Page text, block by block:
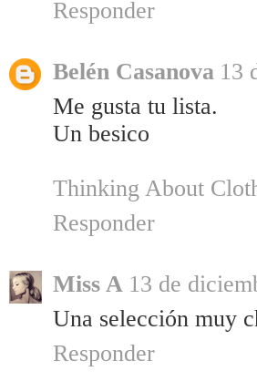
Responder
Belén Casanova 13
Me gusta tu lista.
Un besico
Thinking About
Responder
Miss A 13 de
Una selección muy
Responder